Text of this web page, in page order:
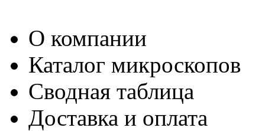
О компании
Каталог микроскопов
Сводная таблица
Доставка и оплата